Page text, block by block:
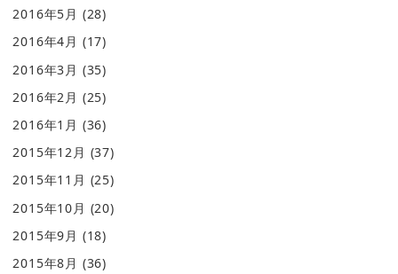
2016年5月 (28)
2016年4月 (17)
2016年3月 (35)
2016年2月 (25)
2016年1月 (36)
2015年12月 (37)
2015年11月 (25)
2015年10月 (20)
2015年9月 (18)
2015年8月 (36)